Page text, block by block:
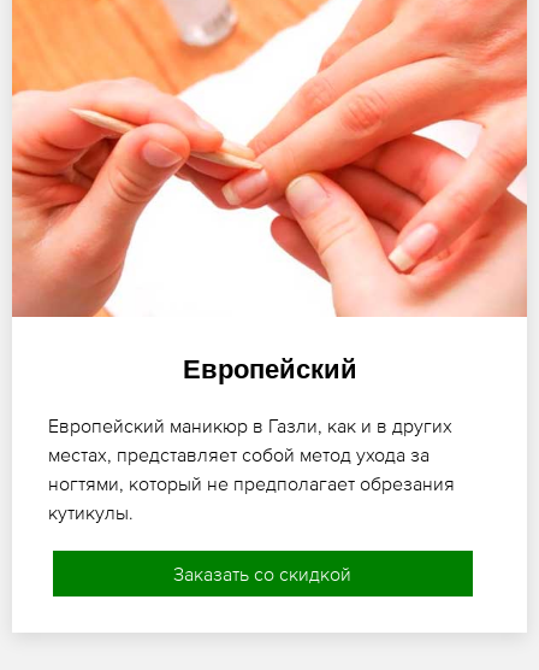
Европейский
Европейский маникюр в Газли, как и в других
местах, представляет собой метод ухода за
ногтями, который не предполагает обрезания
кутикулы.
Заказать со скидкой